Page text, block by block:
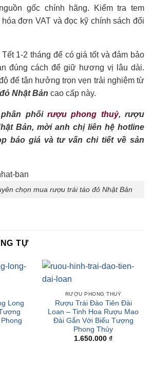
gốc chính hãng. Kiểm tra tem
đơn VAT và đọc kỹ chính sách đổi
1-2 tháng để có giá tốt và đảm bảo
đúng cách để giữ hương vị lâu dài.
để tận hưởng trọn vẹn trải nghiệm từ
Nhật Bản cao cấp này.
phối rượu phong thuỷ, rượu
Bản, mời anh chị liên hệ hotline
báo giá và tư vấn chi tiết về sản
chọn mua rượu trái táo đỏ Nhật Bản
TỰ
Long
RƯỢU PHONG THUỶ
Rượu Trái Đào Tiên Đài
Loan – Tinh Hoa Rượu Mao
Đài Gắn Với Biểu Tượng
Phong Thủy
1.650.000 ₫